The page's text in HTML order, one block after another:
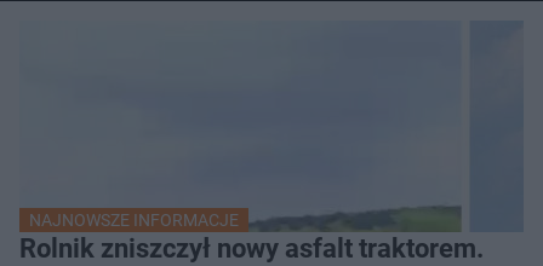
NAJNOWSZE INFORMACJE
Rolnik zniszczył nowy asfalt traktorem.